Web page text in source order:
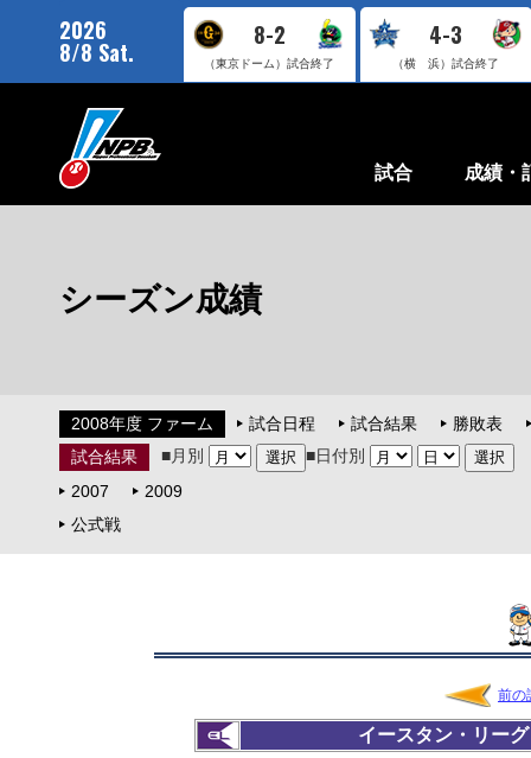
2026
8/8 Sat.
8-2
（東京ドーム）試合終了
4-3
（横 浜）試合終了
試合 成績・
シーズン成績
2008年度 ファーム 試合日程 試合結果
勝敗表
試合結果
■月別
■日付別
2007
2009
公式戦
前の
イースタン・リーグ